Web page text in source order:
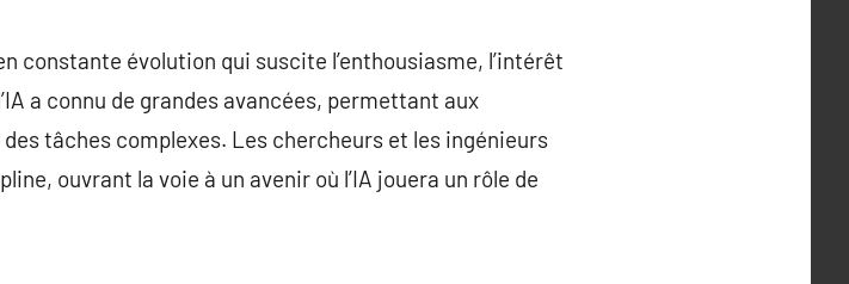
constante évolution qui suscite l’enthousiasme, l’intérêt
a connu de grandes avancées, permettant aux
tâches complexes. Les chercheurs et les ingénieurs
ouvrant la voie à un avenir où l’IA jouera un rôle de